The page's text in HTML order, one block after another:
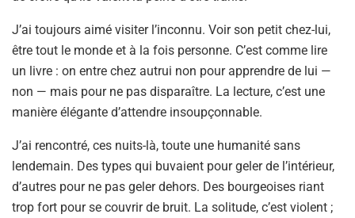
J’ai toujours aimé visiter l’inconnu. Voir son petit chez-lui,
être tout le monde et à la fois personne. C’est comme lire
un livre : on entre chez autrui non pour apprendre de lui —
non — mais pour ne pas disparaître. La lecture, c’est une
manière élégante d’attendre insoupçonnable.
J’ai rencontré, ces nuits-là, toute une humanité sans
lendemain. Des types qui buvaient pour geler de l’intérieur,
d’autres pour ne pas geler dehors. Des bourgeoises riant
trop fort pour se couvrir de bruit. La solitude, c’est violent ;